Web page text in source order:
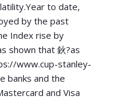
to date,
by the past
Index rise by
shown that 鈥?as
www.cup-stanley-
banks and the
and Visa